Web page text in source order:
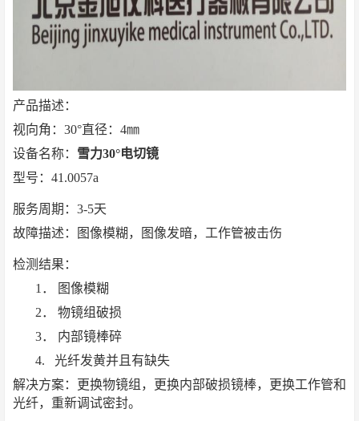
产品描述：
视向角：30°直径：4㎜
设备名称： 雪力30°电切镜
型号：41.0057a
服务周期：3-5天
故障描述：图像模糊，图像发暗，工作管被击伤
检测结果：
1． 图像模糊
2． 物镜组破损
3． 内部镜棒碎
4. 光纤发黄并且有缺失
解决方案：更换物镜组，更换内部破损镜棒，更换工作管和
光纤，重新调试密封。